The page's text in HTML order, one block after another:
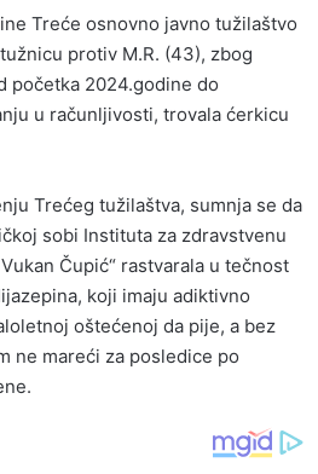
Treće osnovno javno tužilaštvo
protiv M.R. (43), zbog
početka 2024.godine do
u računljivosti, trovala ćerkicu
Trećeg tužilaštva, sumnja se da
sobi Instituta za zdravstvenu
Čupić“ rastvarala u tečnost
koji imaju adiktivno
oštećenoj da pije, a bez
ne mareći za posledice po